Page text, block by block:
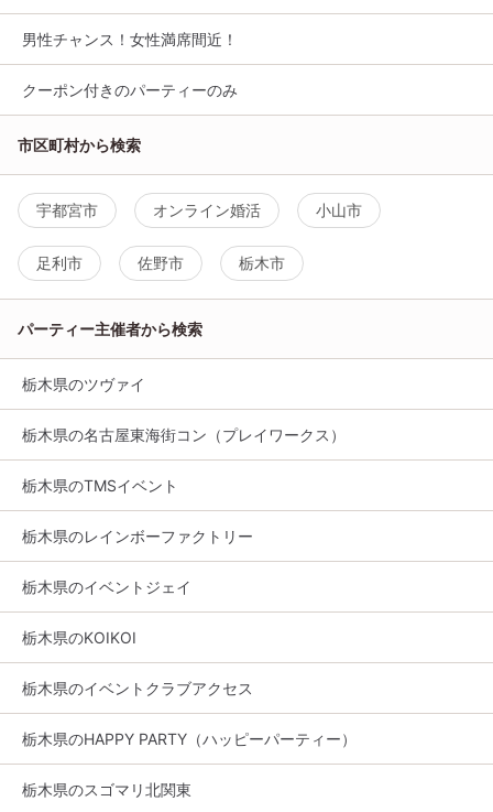
男性チャンス！女性満席間近！
クーポン付きのパーティーのみ
市区町村から検索
宇都宮市 オンライン婚活 小山市
足利市 佐野市 栃木市
パーティー主催者から検索
栃木県のツヴァイ
栃木県の名古屋東海街コン（プレイワークス）
栃木県のTMSイベント
栃木県のレインボーファクトリー
栃木県のイベントジェイ
栃木県のKOIKOI
栃木県のイベントクラブアクセス
栃木県のHAPPY PARTY（ハッピーパーティー）
栃木県のスゴマリ北関東